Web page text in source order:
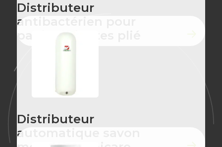
Distributeur
antibactérien pour
papier toilettes plié
Distributeur
automatique savon